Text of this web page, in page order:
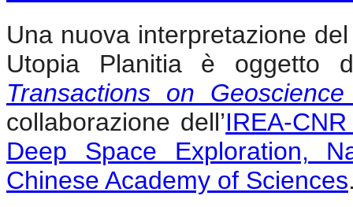
Una nuova interpretazione
Utopia Planitia è
Transactions on
collaborazione dell’IREA-
Deep Space Exploration,
Chinese Academy of Sciences